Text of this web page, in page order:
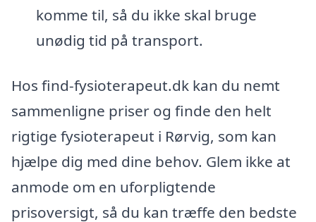
komme til, så du ikke skal bruge
unødig tid på transport.
Hos find-fysioterapeut.dk kan du nemt
sammenligne priser og finde den helt
rigtige fysioterapeut i Rørvig, som kan
hjælpe dig med dine behov. Glem ikke at
anmode om en uforpligtende
prisoversigt, så du kan træffe den bedste